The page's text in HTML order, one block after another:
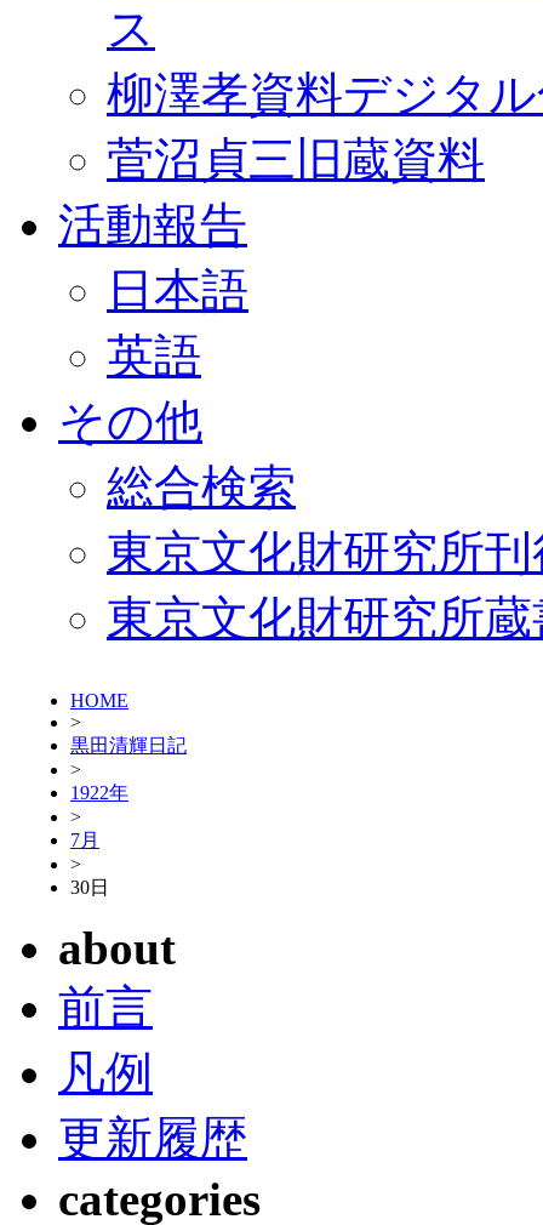
ス
柳澤孝資料デジタ
菅沼貞三旧蔵資料
活動報告
日本語
英語
その他
総合検索
東京文化財研究所
東京文化財研究所
HOME
>
黒田清輝日記
>
1922年
>
7月
>
30日
about
前言
凡例
更新履歴
categories